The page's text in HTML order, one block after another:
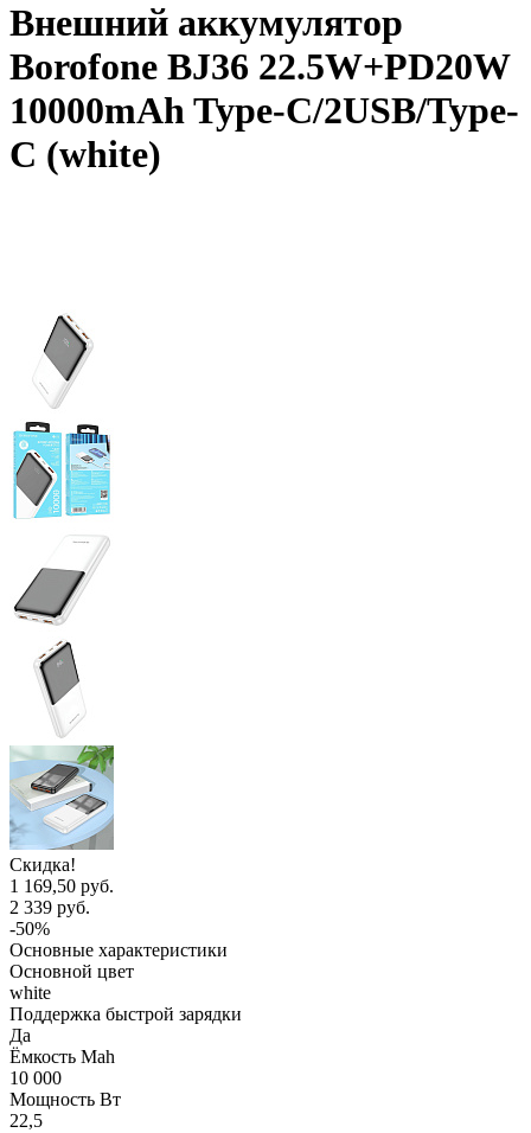
Внешний аккумулятор
Borofone BJ36 22.5W+PD20W
10000mAh Type-C/2USB/Type-
C (white)
Скидка!
1 169,50 руб.
2 339 руб.
-50%
Основные характеристики
Основной цвет
white
Поддержка быстрой зарядки
Да
Ёмкость Mah
10 000
Мощность Вт
22,5